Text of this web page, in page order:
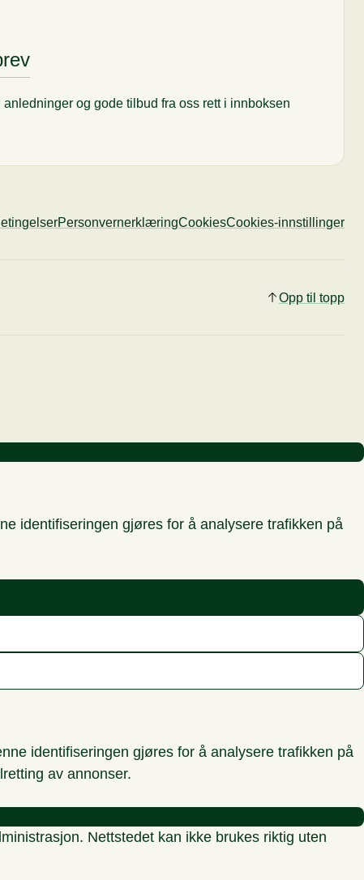
anledninger og gode tilbud fra oss rett i innboksen
PersonvernerklæringCookiesCookies-innstillinger
Opp til topp
identifiseringen gjøres for å analysere trafikken på
identifiseringen gjøres for å analysere trafikken på
av annonser.
Nettstedet kan ikke brukes riktig uten